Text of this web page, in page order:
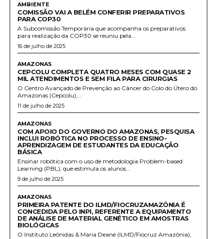
AMBIENTE
COMISSÃO VAI A BELÉM CONFERIR PREPARATIVOS
PARA COP30
A Subcomissão Temporária que acompanha os preparativos
para realização da COP30 se reuniu pela...
16 de julho de 2025
AMAZONAS
CEPCOLU COMPLETA QUATRO MESES COM QUASE 2
MIL ATENDIMENTOS E SEM FILA PARA CIRURGIAS
O Centro Avançado de Prevenção ao Câncer do Colo do Útero do
Amazonas (Cepcolu),...
11 de julho de 2025
AMAZONAS
COM APOIO DO GOVERNO DO AMAZONAS, PESQUISA
INCLUI ROBÓTICA NO PROCESSO DE ENSINO-
APRENDIZAGEM DE ESTUDANTES DA EDUCAÇÃO
BÁSICA
Ensinar robótica com o uso de metodologia Problem-based
Learning (PBL), que estimula os alunos...
9 de julho de 2025
AMAZONAS
PRIMEIRA PATENTE DO ILMD/FIOCRUZAMAZÔNIA É
CONCEDIDA PELO INPI, REFERENTE A EQUIPAMENTO
DE ANÁLISE DE MATERIAL GENÉTICO EM AMOSTRAS
BIOLÓGICAS
O Instituto Leônidas & Maria Deane (ILMD/Fiocruz Amazônia),